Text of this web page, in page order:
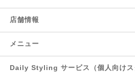
店舗情報
メニュー
Daily Styling サービス（個人向けス